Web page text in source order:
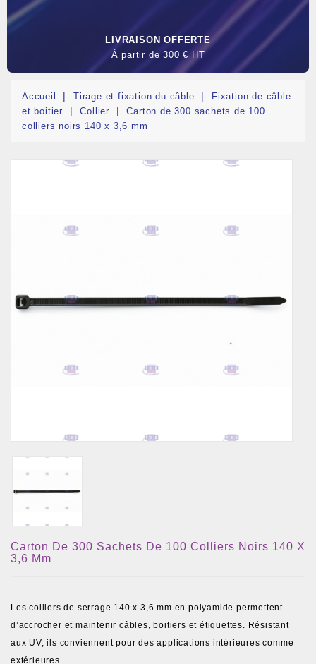
LIVRAISON OFFERTE
À partir de 300 € HT
Accueil Tirage et fixation du câble
Fixation de câble
et boitier
Collier
Carton de 300 sachets de 100
colliers noirs 140 x 3,6 mm
Carton De 300 Sachets De 100 Colliers Noirs 140 X
3,6 Mm
Les colliers de serrage 140 x 3,6 mm en polyamide permettent
d’accrocher et maintenir câbles, boitiers et étiquettes. Résistant
aux UV, ils conviennent pour des applications intérieures comme
extérieures.